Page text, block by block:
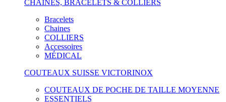
CHAINES, BRACELETS & COLLIERS
Bracelets
Chaines
COLLIERS
Accessoires
MÉDICAL
COUTEAUX SUISSE VICTORINOX
COUTEAUX DE POCHE DE TAILLE MOYENNE
ESSENTIELS